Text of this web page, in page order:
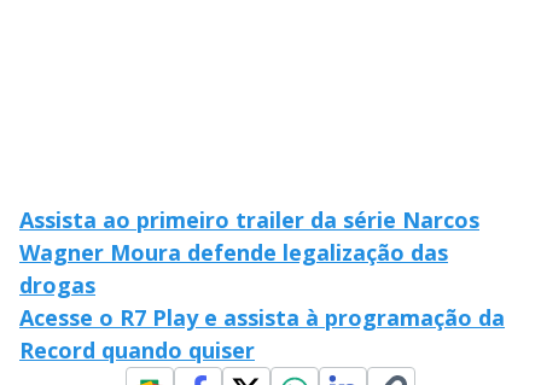
Assista ao primeiro trailer da série Narcos
Wagner Moura defende legalização das
drogas
Acesse o R7 Play e assista à programação da
Record quando quiser